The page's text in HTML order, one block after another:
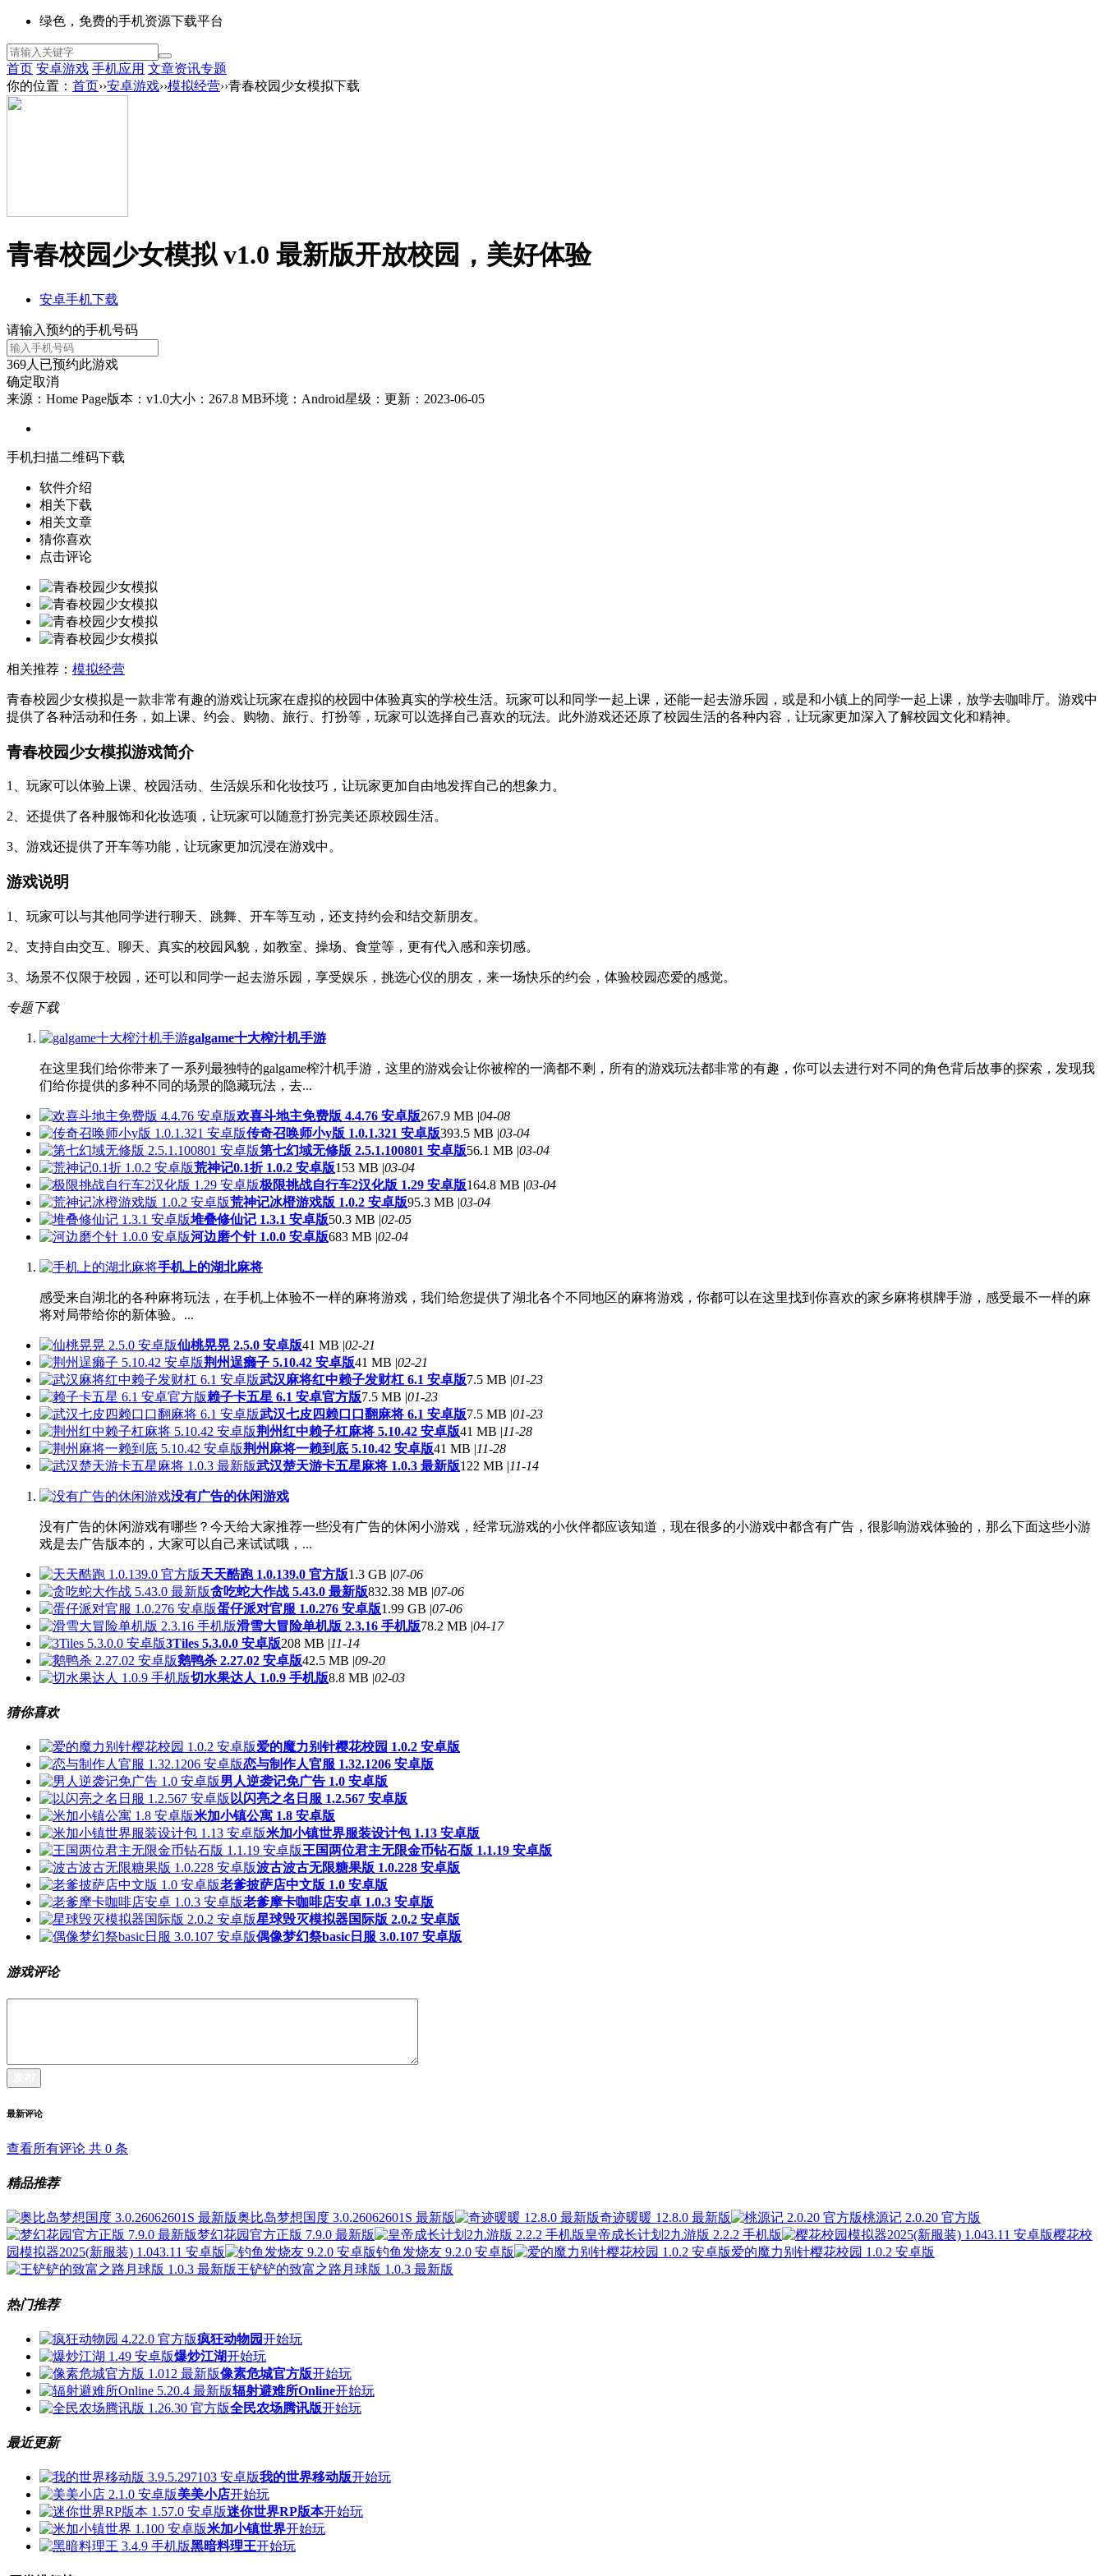
绿色，免费的手机资源下载平台
首页 安卓游戏 手机应用 文章资讯专题
你的位置： 首页››安卓游戏››模拟经营››青春校园少女模拟下载
青春校园少女模拟 v1.0 最新版开放校园，美好体验
安卓手机下载
请输入预约的手机号码
369人已预约此游戏
确定取消
来源：Home Page版本：v1.0大小：267.8 MB环境：Android星级： 更新：2023-06-05
手机扫描二维码下载
软件介绍
相关下载
相关文章
猜你喜欢
点击评论
相关推荐： 模拟经营
青春校园少女模拟是一款非常有趣的游戏让玩家在虚拟的校园中体验真实的学校生活。玩家可以和同学一起上课，还能一起去游乐园，或是和小镇上的同学一起上课，放学去咖啡厅。游戏中
提供了各种活动和任务，如上课、约会、购物、旅行、打扮等，玩家可以选择自己喜欢的玩法。此外游戏还还原了校园生活的各种内容，让玩家更加深入了解校园文化和精神。
青春校园少女模拟游戏简介
1、玩家可以体验上课、校园活动、生活娱乐和化妆技巧，让玩家更加自由地发挥自己的想象力。
2、还提供了各种服饰和化妆选项，让玩家可以随意打扮完美还原校园生活。
3、游戏还提供了开车等功能，让玩家更加沉浸在游戏中。
游戏说明
1、玩家可以与其他同学进行聊天、跳舞、开车等互动，还支持约会和结交新朋友。
2、支持自由交互、聊天、真实的校园风貌，如教室、操场、食堂等，更有代入感和亲切感。
3、场景不仅限于校园，还可以和同学一起去游乐园，享受娱乐，挑选心仪的朋友，来一场快乐的约会，体验校园恋爱的感觉。
专题下载
galgame十大榨汁机手游
在这里我们给你带来了一系列最独特的galgame榨汁机手游，这里的游戏会让你被榨的一滴都不剩，所有的游戏玩法都非常的有趣，你可以去进行对不同的角色背后故事的探索，发现我
们给你提供的多种不同的场景的隐藏玩法，去...
欢喜斗地主免费版 4.4.76 安卓版267.9 MB |04-08
传奇召唤师小y版 1.0.1.321 安卓版393.5 MB |03-04
第七幻域无修版 2.5.1.100801 安卓版56.1 MB |03-04
荒神记0.1折 1.0.2 安卓版153 MB |03-04
极限挑战自行车2汉化版 1.29 安卓版164.8 MB |03-04
荒神记冰橙游戏版 1.0.2 安卓版95.3 MB |03-04
堆叠修仙记 1.3.1 安卓版50.3 MB |02-05
河边磨个针 1.0.0 安卓版683 MB |02-04
手机上的湖北麻将
感受来自湖北的各种麻将玩法，在手机上体验不一样的麻将游戏，我们给您提供了湖北各个不同地区的麻将游戏，你都可以在这里找到你喜欢的家乡麻将棋牌手游，感受最不一样的麻
将对局带给你的新体验。...
仙桃晃晃 2.5.0 安卓版41 MB |02-21
荆州逞癞子 5.10.42 安卓版41 MB |02-21
武汉麻将红中赖子发财杠 6.1 安卓版7.5 MB |01-23
赖子卡五星 6.1 安卓官方版7.5 MB |01-23
武汉七皮四赖口口翻麻将 6.1 安卓版7.5 MB |01-23
荆州红中赖子杠麻将 5.10.42 安卓版41 MB |11-28
荆州麻将一赖到底 5.10.42 安卓版41 MB |11-28
武汉楚天游卡五星麻将 1.0.3 最新版122 MB |11-14
没有广告的休闲游戏
没有广告的休闲游戏有哪些？今天给大家推荐一些没有广告的休闲小游戏，经常玩游戏的小伙伴都应该知道，现在很多的小游戏中都含有广告，很影响游戏体验的，那么下面这些小游
戏是去广告版本的，大家可以自己来试试哦，...
天天酷跑 1.0.139.0 官方版1.3 GB |07-06
贪吃蛇大作战 5.43.0 最新版832.38 MB |07-06
蛋仔派对官服 1.0.276 安卓版1.99 GB |07-06
滑雪大冒险单机版 2.3.16 手机版78.2 MB |04-17
3Tiles 5.3.0.0 安卓版208 MB |11-14
鹅鸭杀 2.27.02 安卓版42.5 MB |09-20
切水果达人 1.0.9 手机版8.8 MB |02-03
猜你喜欢
爱的魔力别针樱花校园 1.0.2 安卓版
恋与制作人官服 1.32.1206 安卓版
男人逆袭记免广告 1.0 安卓版
以闪亮之名日服 1.2.567 安卓版
米加小镇公寓 1.8 安卓版
米加小镇世界服装设计包 1.13 安卓版
王国两位君主无限金币钻石版 1.1.19 安卓版
波古波古无限糖果版 1.0.228 安卓版
老爹披萨店中文版 1.0 安卓版
老爹摩卡咖啡店安卓 1.0.3 安卓版
星球毁灭模拟器国际版 2.0.2 安卓版
偶像梦幻祭basic日服 3.0.107 安卓版
游戏评论
最新评论
查看所有评论 共 0 条
精品推荐
奥比岛梦想国度 3.0.26062601S 最新版 奇迹暖暖 12.8.0 最新版
桃源记 2.0.20 官方版
梦幻花园官方正版 7.9.0 最新版
皇帝成长计划2九游版 2.2.2 手机版
樱花校
园模拟器2025(新服装) 1.043.11 安卓版
钓鱼发烧友 9.2.0 安卓版
爱的魔力别针樱花校园 1.0.2 安卓版
王铲铲的致富之路月球版 1.0.3 最新版
热门推荐
疯狂动物园开始玩
爆炒江湖开始玩
像素危城官方版开始玩
辐射避难所Online开始玩
全民农场腾讯版开始玩
最近更新
我的世界移动版开始玩
美美小店开始玩
迷你世界RP版本开始玩
米加小镇世界开始玩
黑暗料理王开始玩